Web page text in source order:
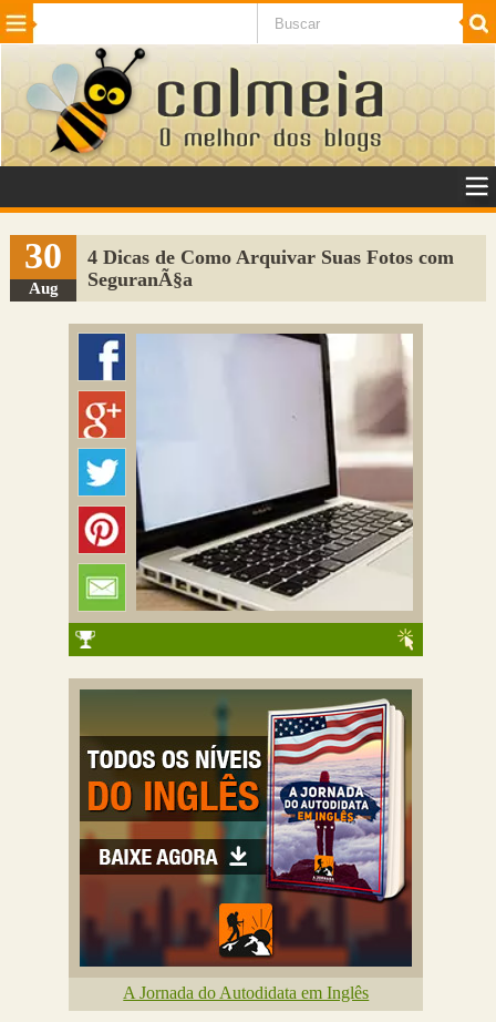
Beleza Cinema e TV
Internet Jogos NotÃ­cias SaÃºde
VeÃ­culos Adulto
Sugerir Link
Adicionar Blog
Colmeia Exchange
30
Aug
4 Dicas de Como Arquivar Suas Fotos com
SeguranÃ§a
A Jornada do Autodidata em Inglês